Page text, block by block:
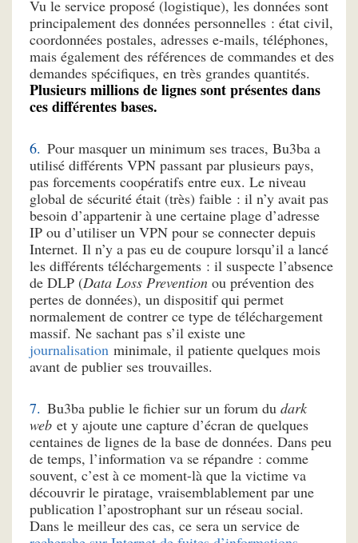
Vu le service proposé (logistique), les données sont
principalement des données personnelles : état civil,
coordonnées postales, adresses e-mails, téléphones,
mais également des références de commandes et des
demandes spécifiques, en très grandes quantités.
Plusieurs millions de lignes sont présentes dans
ces différentes bases.
Pour masquer un minimum ses traces, Bu3ba a
utilisé différents VPN passant par plusieurs pays,
pas forcements coopératifs entre eux. Le niveau
global de sécurité était (très) faible : il n’y avait pas
besoin d’appartenir à une certaine plage d’adresse
IP ou d’utiliser un VPN pour se connecter depuis
Internet. Il n’y a pas eu de coupure lorsqu’il a lancé
les différents téléchargements : il suspecte l’absence
de DLP (Data Loss Prevention ou prévention des
pertes de données), un dispositif qui permet
normalement de contrer ce type de téléchargement
massif. Ne sachant pas s’il existe une
journalisation minimale, il patiente quelques mois
avant de publier ses trouvailles.
Bu3ba publie le fichier sur un forum du dark
web et y ajoute une capture d’écran de quelques
centaines de lignes de la base de données. Dans peu
de temps, l’information va se répandre : comme
souvent, c’est à ce moment-là que la victime va
découvrir le piratage, vraisemblablement par une
publication l’apostrophant sur un réseau social.
Dans le meilleur des cas, ce sera un service de